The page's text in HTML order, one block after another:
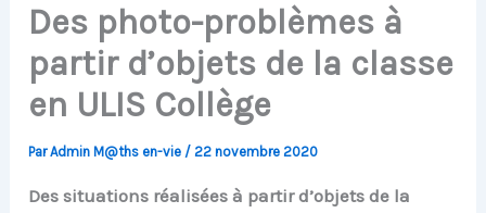
Des photo-problèmes à
partir d’objets de la classe
en ULIS Collège
ParAdmin M@ths en-vie /22 novembre 2020
Des situations réalisées à partir d’objets de la